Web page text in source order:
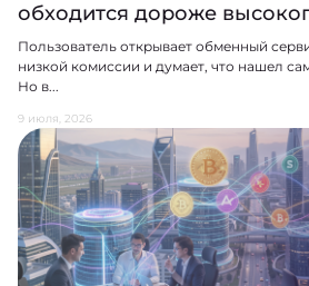
обходится дороже
Пользователь открывает обменный
низкой комиссии и думает, что нашел
Но в...
9 июля, 2026